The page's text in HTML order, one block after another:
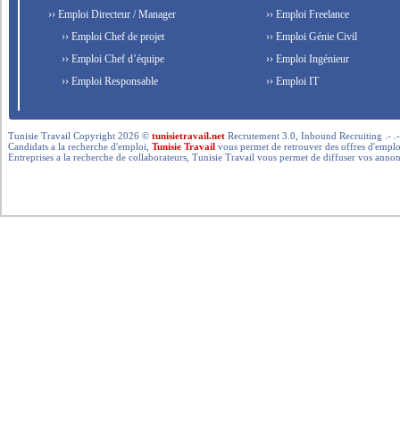
›› Emploi Directeur / Manager
›› Emploi Chef de projet
›› Emploi Chef d’équipe
›› Emploi Responsable
›› Emploi Freelance
›› Emploi Génie Civil
›› Emploi Ingénieur
›› Emploi IT
Tunisie Travail Copyright 2026 ©tunisietravail.net Recrutement 3.0, Inbound Recruiting .-
Candidats a la recherche d'emploi,Tunisie Travail vous permet de retrouver des offres
Entreprises a la recherche de collaborateurs, Tunisie Travail vous permet de diffuser vos